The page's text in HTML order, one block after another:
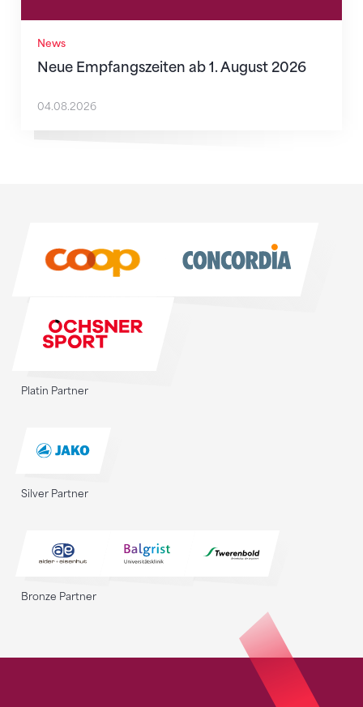
News
Neue Empfangszeiten ab 1. August 2026
04.08.2026
Platin Partner
Silver Partner
Bronze Partner